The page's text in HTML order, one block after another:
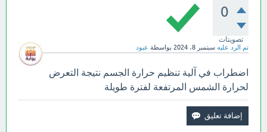
0
تصويتات
تم الرد عليه سبتمبر 8، 2024 بواسطة عبود
اضطراب في آلية تنظيم حرارة الجسم نتيجة التعرض
لحرارة الشمس المرتفعة لفترة طويلة